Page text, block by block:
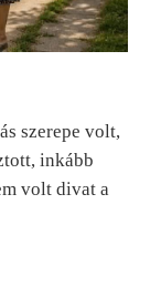
szerepe volt,
inkább
volt divat a